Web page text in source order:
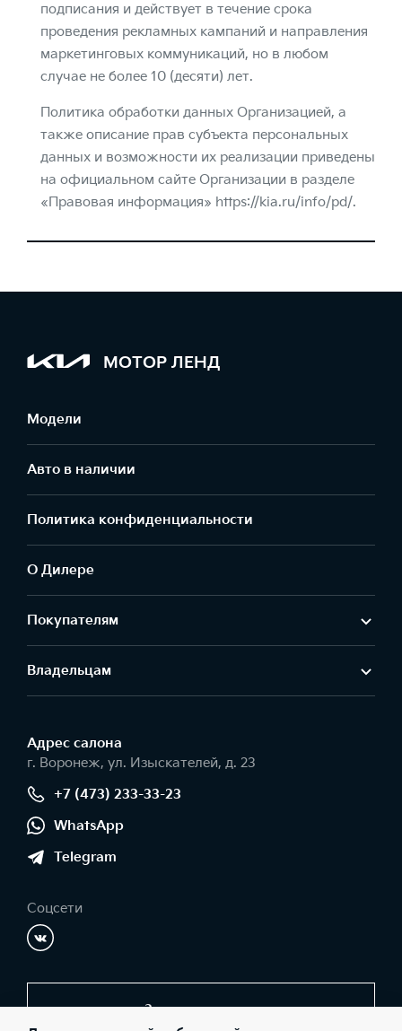
подписания и действует в течение срока
проведения рекламных кампаний и направления
маркетинговых коммуникаций, но в любом
случае не более 10 (десяти) лет.
Политика обработки данных Организацией, а
также описание прав субъекта персональных
данных и возможности их реализации приведены
на официальном сайте Организации в разделе
«Правовая информация» https://kia.ru/info/pd/.
МОТОР ЛЕНД
Модели
Авто в наличии
Политика конфиденциальности
О Дилере
Покупателям
Владельцам
Адрес салонa
г. Воронеж, ул. Изыскателей, д. 23
+7 (473) 233-33-23
WhatsApp
Telegram
Соцсети
Заказать звонок